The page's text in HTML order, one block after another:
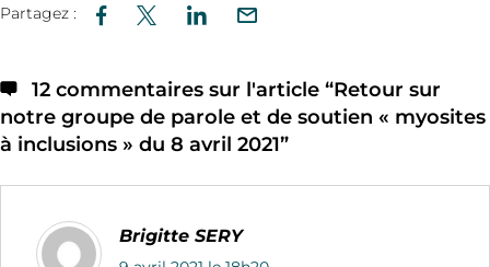
Partagez :
12 commentaires sur l'article “Retour sur
notre groupe de parole et de soutien « myosites
à inclusions » du 8 avril 2021”
Brigitte SERY